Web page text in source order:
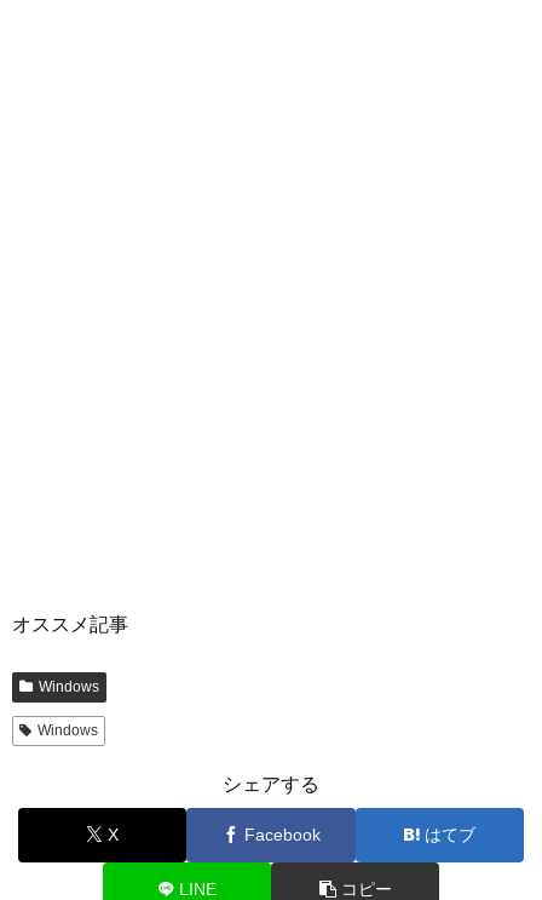
オススメ記事
Windows
Windows
シェアする
X Facebook はてブ
LINE コピー